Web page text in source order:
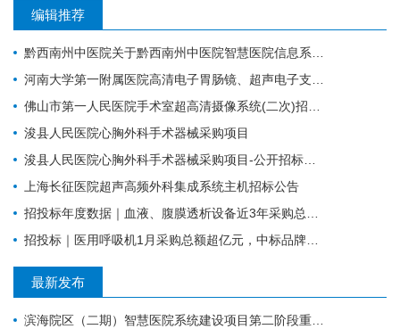
编辑推荐
黔西南州中医院关于黔西南州中医院智慧医院信息系统标准化建设支撑硬件采购项目的公开招标公告
河南大学第一附属医院高清电子胃肠镜、超声电子支气管镜系统项目
佛山市第一人民医院手术室超高清摄像系统(二次)招标公告
浚县人民医院心胸外科手术器械采购项目
浚县人民医院心胸外科手术器械采购项目-公开招标公告
上海长征医院超声高频外科集成系统主机招标公告
招投标年度数据｜血液、腹膜透析设备近3年采购总额38.7亿元，年均增长约4亿元
招投标｜医用呼吸机1月采购总额超亿元，中标品牌达45家
最新发布
滨海院区（二期）智慧医院系统建设项目第二阶段重症、麻醉建设公开招标招标公告